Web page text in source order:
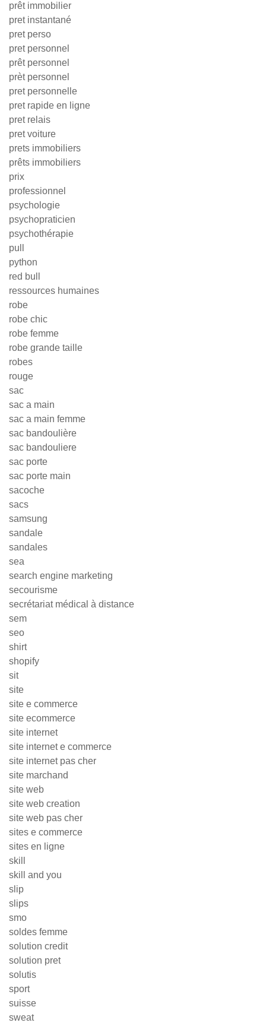
prêt immobilier
pret instantané
pret perso
pret personnel
prêt personnel
prèt personnel
pret personnelle
pret rapide en ligne
pret relais
pret voiture
prets immobiliers
prêts immobiliers
prix
professionnel
psychologie
psychopraticien
psychothérapie
pull
python
red bull
ressources humaines
robe
robe chic
robe femme
robe grande taille
robes
rouge
sac
sac a main
sac a main femme
sac bandoulière
sac bandouliere
sac porte
sac porte main
sacoche
sacs
samsung
sandale
sandales
sea
search engine marketing
secourisme
secrétariat médical à distance
sem
seo
shirt
shopify
sit
site
site e commerce
site ecommerce
site internet
site internet e commerce
site internet pas cher
site marchand
site web
site web creation
site web pas cher
sites e commerce
sites en ligne
skill
skill and you
slip
slips
smo
soldes femme
solution credit
solution pret
solutis
sport
suisse
sweat